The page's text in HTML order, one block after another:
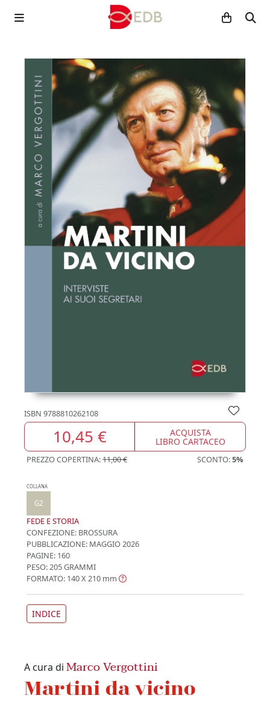
ISBN 9788810262108
10,45 € ACQUISTA
LIBRO CARTACEO
PREZZO COPERTINA:11,00 € SCONTO:5%
COLLANA
G2
FEDE E STORIA
CONFEZIONE: BROSSURA
PUBBLICAZIONE: MAGGIO 2026
PAGINE: 160
PESO: 205 GRAMMI
FORMATO: 140 X 210 mm
INDICE
A cura di Marco Vergottini
Martini da vicino